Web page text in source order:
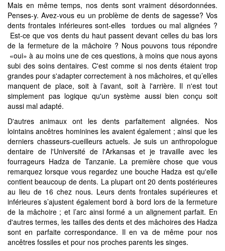
Mais en même temps, nos dents sont vraiment désordonnées.
Penses-y. Avez-vous eu un problème de dents de sagesse? Vos
dents frontales inférieures sont-elles tordues ou mal alignées ?
Est-ce que vos dents du haut passent devant celles du bas lors
de la fermeture de la mâchoire ? Nous pouvons tous répondre
«oui» à au moins une de ces questions, à moins que nous ayons
subi des soins dentaires. C'est comme si nos dents étaient trop
grandes pour s'adapter correctement à nos mâchoires, et qu’elles
manquent de place, soit à l’avant, soit à l'arrière. Il n'est tout
simplement pas logique qu'un système aussi bien conçu soit
aussi mal adapté.
D'autres animaux ont les dents parfaitement alignées. Nos
lointains ancêtres hominines les avaient également ; ainsi que les
derniers chasseurs-cueilleurs actuels. Je suis un anthropologue
dentaire de l'Université de l'Arkansas et je travaille avec les
fourrageurs Hadza de Tanzanie. La première chose que vous
remarquez lorsque vous regardez une bouche Hadza est qu'elle
contient beaucoup de dents. La plupart ont 20 dents postérieures
au lieu de 16 chez nous. Leurs dents frontales supérieures et
inférieures s’ajustent également bord à bord lors de la fermeture
de la mâchoire ; et l’arc ainsi formé a un alignement parfait. En
d'autres termes, les tailles des dents et des mâchoires des Hadza
sont en parfaite correspondance. Il en va de même pour nos
ancêtres fossiles et pour nos proches parents les singes.